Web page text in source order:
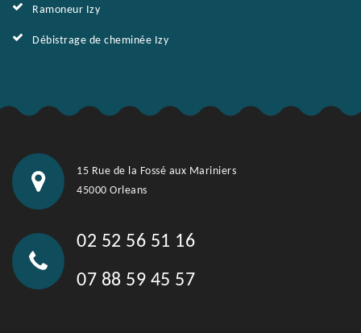
Ramoneur Izy
Débistrage de cheminée Izy
15 Rue de la Fossé aux Mariniers
45000 Orleans
02 52 56 51 16
07 88 59 45 57